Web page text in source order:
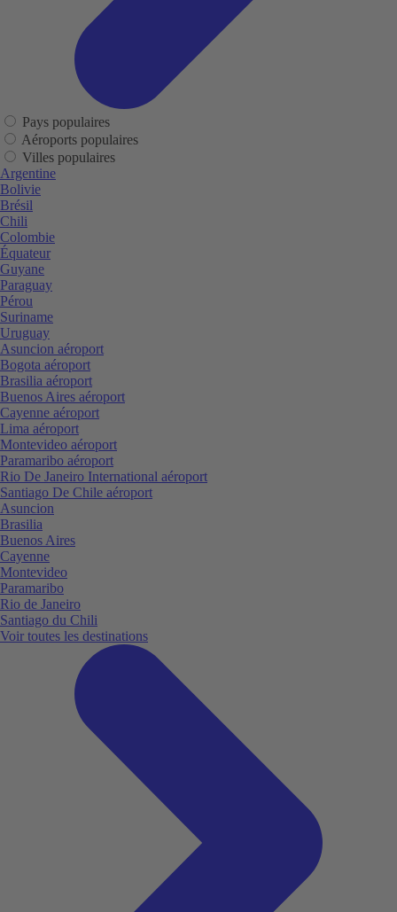
Pays populaires
Aéroports populaires
Villes populaires
Argentine
Bolivie
Brésil
Chili
Colombie
Équateur
Guyane
Paraguay
Pérou
Suriname
Uruguay
Asuncion aéroport
Bogota aéroport
Brasilia aéroport
Buenos Aires aéroport
Cayenne aéroport
Lima aéroport
Montevideo aéroport
Paramaribo aéroport
Rio De Janeiro International aéroport
Santiago De Chile aéroport
Asuncion
Brasilia
Buenos Aires
Cayenne
Montevideo
Paramaribo
Rio de Janeiro
Santiago du Chili
Voir toutes les destinations